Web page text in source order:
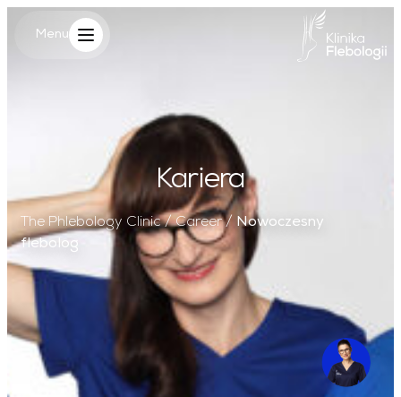
Menu
Menu Main Logo
Kariera
The Phlebology Clinic/Career/ Nowoczesny
flebolog